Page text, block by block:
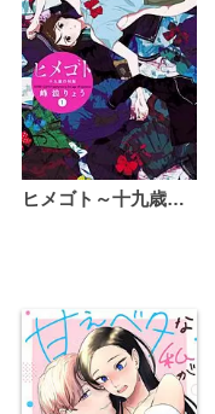
ヒメゴト～十九歳の制服～